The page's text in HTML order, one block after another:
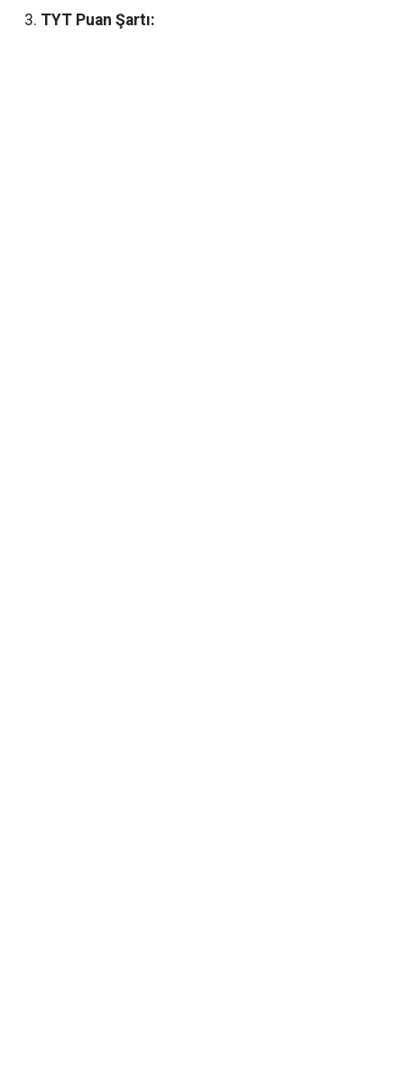
TYT Puan Şartı: